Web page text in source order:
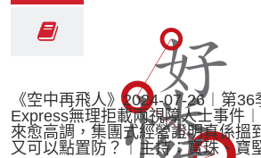
《空中再飛人》2024-07-26︱第
Express無理拒載兩視障人士事件
來愈高調，集團式經營證明真係搵
又可以點置防？︱主持：寶珠、寶